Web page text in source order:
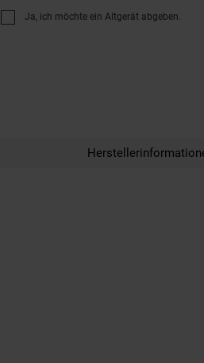
Ja, ich möchte ein Altgerät abgeben.